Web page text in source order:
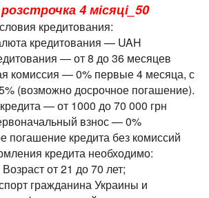
4 місяці_50
кредитования:
кредитования — UAH
— от 8 до 36 месяцев
комиссия — 0% первые 4 месяца, с
(возможно досрочное погашение).
— от 1000 до 70 000 грн
взнос — 0%
погашение кредита без комиссий
кредита необходимо:
Возраст от 21 до 70 лет;
гражданина Украины и